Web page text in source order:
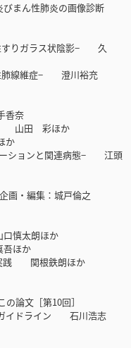
びまん性肺炎の画像診断
すりガラス状陰影− 久
肺線維症− 澄川裕充
香奈
患 山田 彩ほか
か
ーションと関連病態− 江頭
・編集：城戸倫之
慎太朗ほか
ほか
実践 関根鉄朗ほか
論文［第10回］
ガイドライン 石川浩志